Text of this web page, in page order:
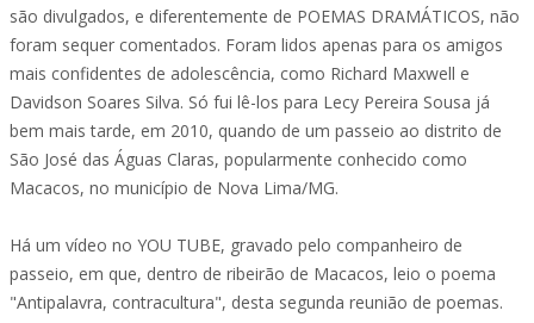
são divulgados, e diferentemente de POEMAS DRAMÁTICOS, não
foram sequer comentados. Foram lidos apenas para os amigos
mais confidentes de adolescência, como Richard Maxwell e
Davidson Soares Silva. Só fui lê-los para Lecy Pereira Sousa já
bem mais tarde, em 2010, quando de um passeio ao distrito de
São José das Águas Claras, popularmente conhecido como
Macacos, no município de Nova Lima/MG.
Há um vídeo no YOU TUBE, gravado pelo companheiro de
passeio, em que, dentro de ribeirão de Macacos, leio o poema
"Antipalavra, contracultura", desta segunda reunião de poemas.